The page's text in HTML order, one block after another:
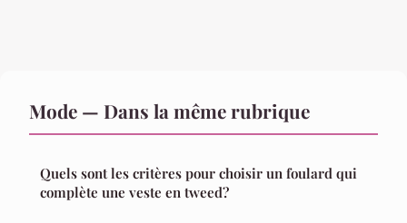
Mode — Dans la même rubrique
Quels sont les critères pour choisir un foulard qui
complète une veste en tweed?